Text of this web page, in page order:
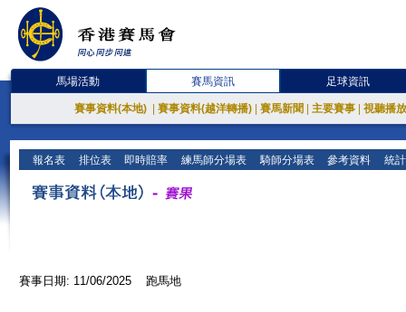
馬場活動 賽馬資訊 足球資訊
賽事資料(本地) 賽事資料(越洋轉播) 賽馬新聞 主要賽事 視聽播
報名表 排位表 即時賠率 練馬師分場表 騎師分場表 參考資料 統
賽事日期: 11/06/2025 跑馬地